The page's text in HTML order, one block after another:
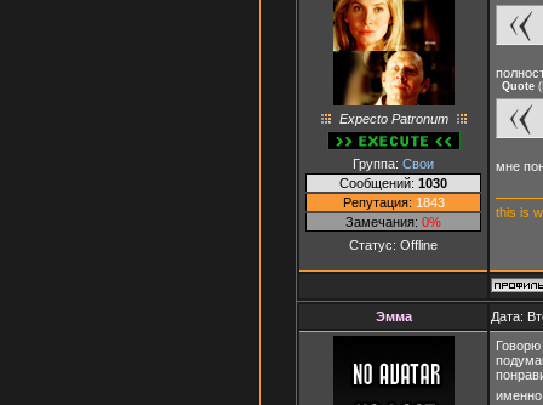
Expecto Patronum
Группа: Свои
Сообщений: 1030
Репутация: 1843
Замечания: 0%
Статус: Offline
Quote (
мне
this is
Эмма Дата:
именно